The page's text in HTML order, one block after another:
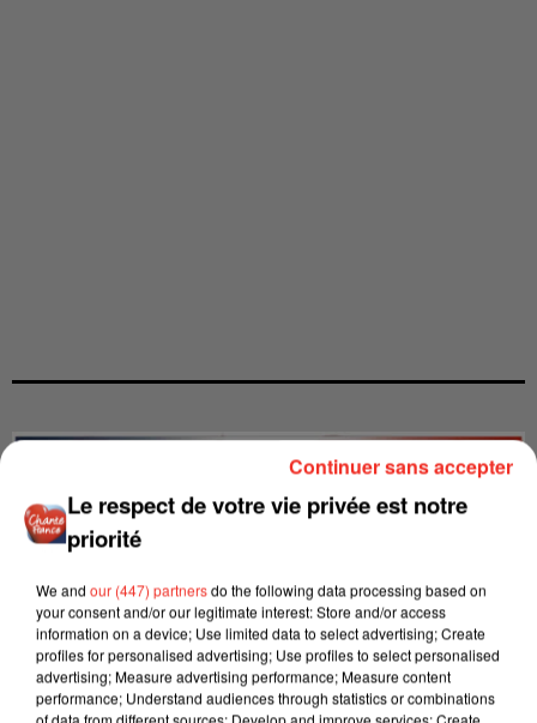
Le respect de votre vie privée est notre
priorité
We and our (447) partnersdo the following data processing based on
your consent and/or our legitimate interest: Store and/or access
information on a device; Use limited data to select advertising; Create
profiles for personalised advertising; Use profiles to select personalised
advertising; Measure advertising performance; Measure content
performance; Understand audiences through statistics or combinations
of data from different sources; Develop and improve services; Create
Continuer sans accepter